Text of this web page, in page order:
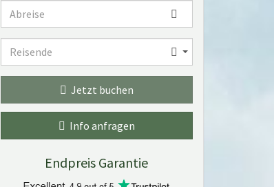
Abreise
Reisende
Reisende
Jetzt buchen
Info anfragen
Endpreis Garantie